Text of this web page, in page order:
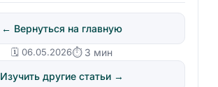
← Вернуться на главную
🗓️ 06.05.2026⏱ 3 мин
Изучить другие статьи →